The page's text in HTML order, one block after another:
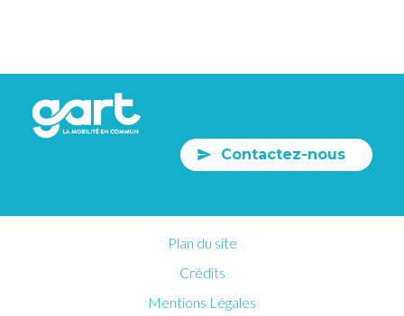
Contactez-nous
Plan du site
Crédits
Mentions Légales